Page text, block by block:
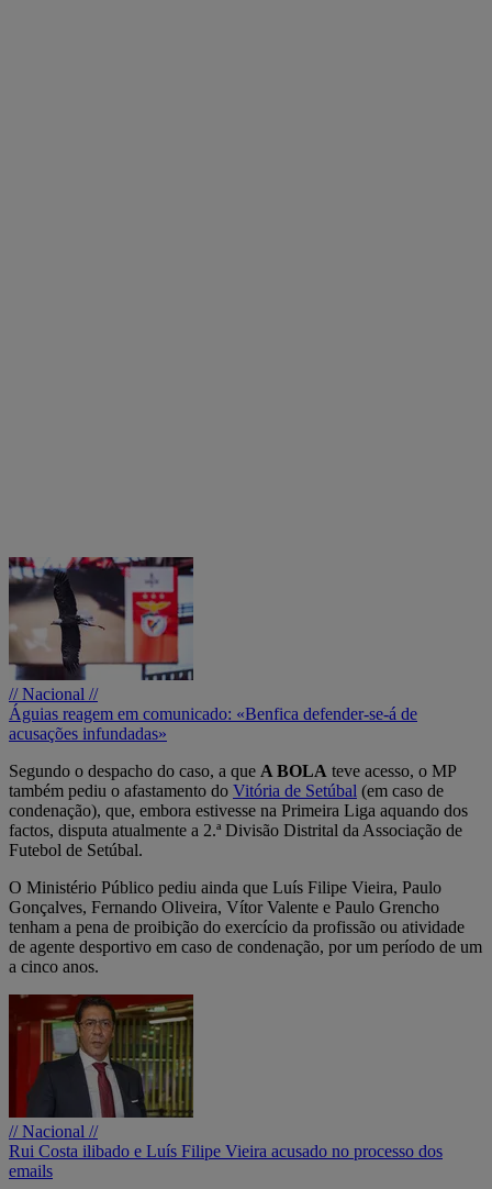
// Nacional //
Águias reagem em comunicado: «Benfica defender-se-á de
acusações infundadas»
Segundo o despacho do caso, a que A BOLA teve acesso, o MP
também pediu o afastamento do Vitória de Setúbal (em caso de
condenação), que, embora estivesse na Primeira Liga aquando dos
factos, disputa atualmente a 2.ª Divisão Distrital da Associação de
Futebol de Setúbal.
O Ministério Público pediu ainda que Luís Filipe Vieira, Paulo
Gonçalves, Fernando Oliveira, Vítor Valente e Paulo Grencho
tenham a pena de proibição do exercício da profissão ou atividade
de agente desportivo em caso de condenação, por um período de um
a cinco anos.
// Nacional //
Rui Costa ilibado e Luís Filipe Vieira acusado no processo dos
emails